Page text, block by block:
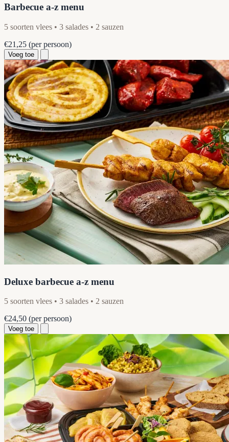
Barbecue a-z menu
5 soorten vlees • 3 salades • 2 sauzen
€21,25 (per persoon)
Voeg toe
Deluxe barbecue a-z menu
5 soorten vlees • 3 salades • 2 sauzen
€24,50 (per persoon)
Voeg toe